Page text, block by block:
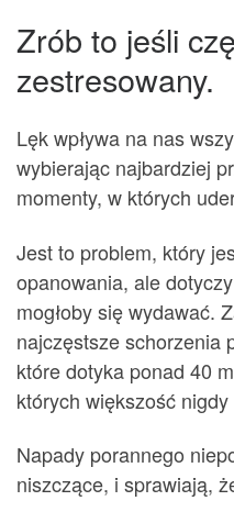
Zrób to jeśli
zestresowany.
Lęk wpływa na nas
wybierając najbardziej
momenty, w których
Jest to problem, który
opanowania, ale
mogłoby się wydawać.
najczęstsze schorzenia
które dotyka ponad 40
których większość
Napady porannego
niszczące, i sprawiają,